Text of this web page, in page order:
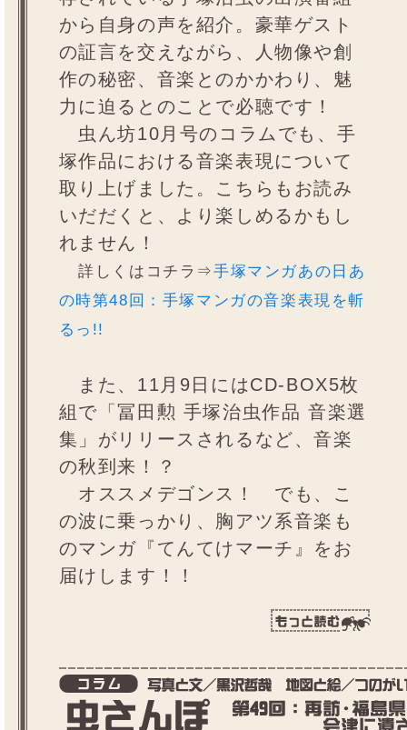
から自身の声を紹介。豪華ゲスト
の証言を交えながら、人物像や創
作の秘密、音楽とのかかわり、魅
力に迫るとのことで必聴です！
虫ん坊10月号のコラムでも、手
塚作品における音楽表現について
取り上げました。こちらもお読み
いだだくと、より楽しめるかもし
れません！
詳しくはコチラ⇒手塚マンガあの日あ
の時第48回：手塚マンガの音楽表現を斬
るっ!!
また、11月9日にはCD-BOX5枚
組で「冨田勲 手塚治虫作品 音楽選
集」がリリースされるなど、音楽
の秋到来！？
オススメデゴンス！ でも、こ
の波に乗っかり、胸アツ系音楽も
のマンガ『てんてけマーチ』をお
届けします！！